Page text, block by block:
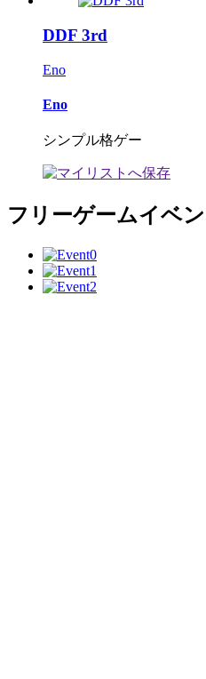
DDF 3rd
Eno
Eno
シンプル格ゲー
フリーゲームイベン